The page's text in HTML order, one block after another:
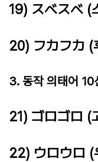
19) スベスベ (
20) フカフカ (
3. 동작 의태어 10
21) ゴロゴロ (
22) ウロウロ (